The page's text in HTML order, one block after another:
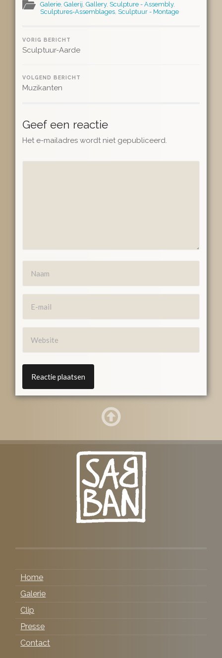
Galerie, Galerij, Gallery, Sculpture - Assembly,
Sculptures-Assemblages, Sculptuur - Montage
VORIG BERICHT
Sculptuur-Aarde
VOLGEND BERICHT
Muzikanten
Geef een reactie
Het e-mailadres wordt niet gepubliceerd.
Home
Galerie
Clip
Presse
Contact